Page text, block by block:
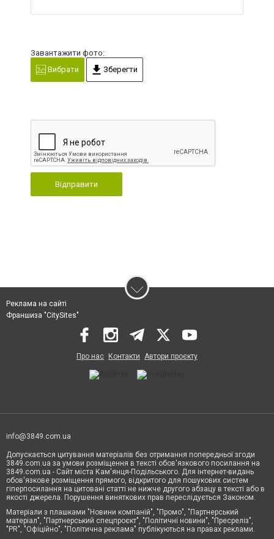
Завантажити фото:
Вибрати
Зберегти
Відправити
Реклама на сайті
Франшиза "CitySites"
Про нас Контакти Автори проєкту
info@3849.com.ua
Допускається цитування матеріалів без отримання попередньої згоди
3849.com.ua за умови розміщення в тексті обов'язкового посилання на
3849.com.ua - Сайт міста Кам'янця-Подільського. Для інтернет-видань
обов'язкове розміщення прямого, відкритого для пошукових систем
гіперпосилання на цитовані статті не нижче другого абзацу в тексті або в
якості джерела. Порушення виняткових прав переслідується Законом.
Матеріали з плашками "Новини компаній", "Промо", "Партнерський
матеріал", "Партнерський спецпроєкт", "Політичні новини", "Пресреліз",
"PR", "Офіційно", "Політична реклама" публікуються на правах реклами.